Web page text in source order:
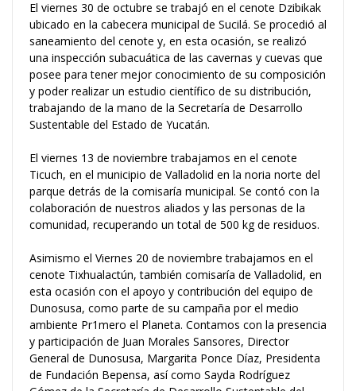
El viernes 30 de octubre se trabajó en el cenote Dzibikak
ubicado en la cabecera municipal de Sucilá. Se procedió al
saneamiento del cenote y, en esta ocasión, se realizó
una inspección subacuática de las cavernas y cuevas que
posee para tener mejor conocimiento de su composición
y poder realizar un estudio científico de su distribución,
trabajando de la mano de la Secretaría de Desarrollo
Sustentable del Estado de Yucatán.
El viernes 13 de noviembre trabajamos en el cenote
Ticuch, en el municipio de Valladolid en la noria norte del
parque detrás de la comisaría municipal. Se contó con la
colaboración de nuestros aliados y las personas de la
comunidad, recuperando un total de 500 kg de residuos.
Asimismo el Viernes 20 de noviembre trabajamos en el
cenote Tixhualactún, también comisaría de Valladolid, en
esta ocasión con el apoyo y contribución del equipo de
Dunosusa, como parte de su campaña por el medio
ambiente Pr1mero el Planeta. Contamos con la presencia
y participación de Juan Morales Sansores, Director
General de Dunosusa, Margarita Ponce Díaz, Presidenta
de Fundación Bepensa, así como Sayda Rodríguez